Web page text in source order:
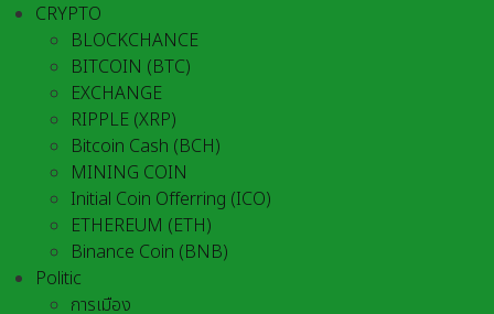
CRYPTO
BLOCKCHANCE
BITCOIN (BTC)
EXCHANGE
RIPPLE (XRP)
Bitcoin Cash (BCH)
MINING COIN
Initial Coin Offerring (ICO)
ETHEREUM (ETH)
Binance Coin (BNB)
Politic
การเมือง